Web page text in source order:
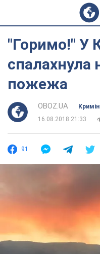
"Горимо!" У
спалахнула
пожежа
OBOZ.UA
16.08.2018 21:33
91